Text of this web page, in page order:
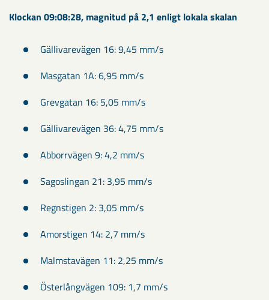
Klockan 09:08:28, magnitud på 2,1 enligt lokala skalan
Gällivarevägen 16: 9,45 mm/s
Masgatan 1A: 6,95 mm/s
Grevgatan 16: 5,05 mm/s
Gällivarevägen 36: 4,75 mm/s
Abborrvägen 9: 4,2 mm/s
Sagoslingan 21: 3,95 mm/s
Regnstigen 2: 3,05 mm/s
Amorstigen 14: 2,7 mm/s
Malmstavägen 11: 2,25 mm/s
Österlångvägen 109: 1,7 mm/s